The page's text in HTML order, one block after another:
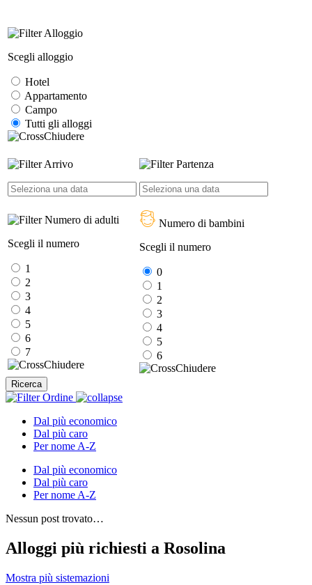
Alloggio
Scegli alloggio
Hotel
Appartamento
Campo
Tutti gli alloggi
Chiudere
Arrivo Partenza
Numero di adulti
Scegli il numero
1
2
3
4
5
6
7
Chiudere
Numero di bambini
Scegli il numero
0
1
2
3
4
5
6
Chiudere
Ricerca
Ordine
Dal più economico
Dal più caro
Per nome A-Z
Dal più economico
Dal più caro
Per nome A-Z
Nessun post trovato…
Alloggi più richiesti a Rosolina
Mostra più sistemazioni